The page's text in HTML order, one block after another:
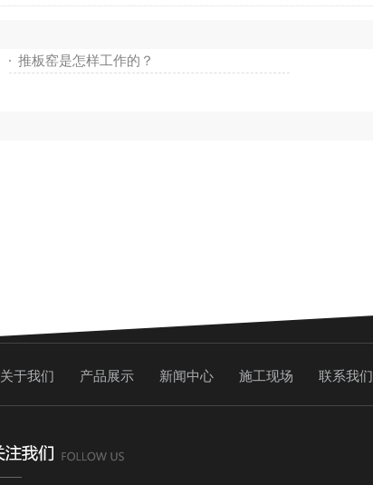
推板窑是怎样工作的？
关于我们 产品展示 新闻中心 施工现场 联系我们